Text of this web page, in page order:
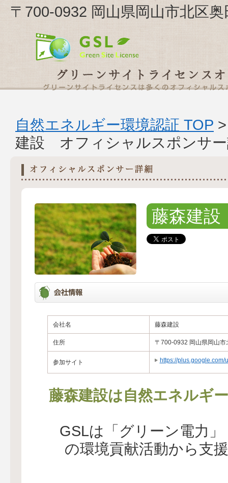
〒700-0932 岡山県岡山市北区
自然エネルギー環境認証 TOP
建設 オフィシャルスポンサ
藤森建設
会社名 藤森建設
住所 〒700-0932 岡山県岡山市
参加サイト https://plus.google.com/
藤森建設は自然エネルギ
GSLは「グリーン電力
の環境貢献活動から支